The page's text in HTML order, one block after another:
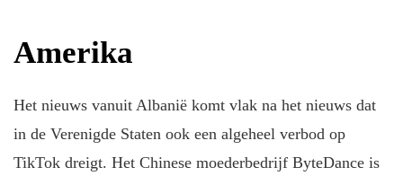
Amerika
Het nieuws vanuit Albanië komt vlak na het nieuws dat
in de Verenigde Staten ook een algeheel verbod op
TikTok dreigt. Het Chinese moederbedrijf ByteDance is